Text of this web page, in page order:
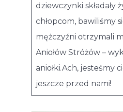
dziewczynki składały
chłopcom, bawiliśmy
mężczyźni otrzymali
Aniołów Stróżów –
aniołki.Ach, jesteśmy
jeszcze przed nami!